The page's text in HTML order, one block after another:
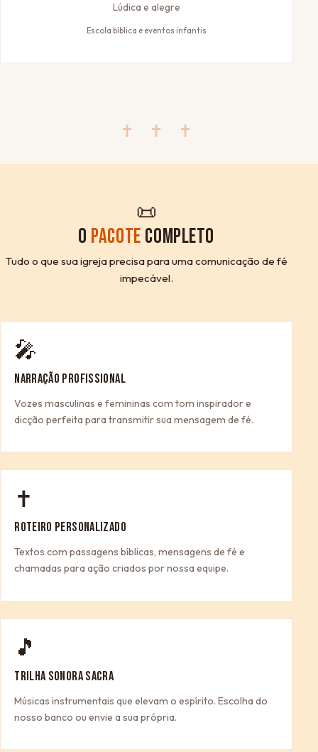
Lúdica e alegre
Escola bíblica e eventos infantis
✝ ✝ ✝
📜
O PACOTE COMPLETO
Tudo o que sua igreja precisa para uma comunicação de fé
impecável.
🎤
NARRAÇÃO PROFISSIONAL
Vozes masculinas e femininas com tom inspirador e
dicção perfeita para transmitir sua mensagem de fé.
✝
ROTEIRO PERSONALIZADO
Textos com passagens bíblicas, mensagens de fé e
chamadas para ação criados por nossa equipe.
🎵
TRILHA SONORA SACRA
Músicas instrumentais que elevam o espírito. Escolha do
nosso banco ou envie a sua própria.